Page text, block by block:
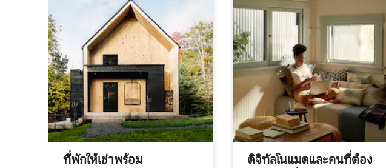
ที่พักให้เช่าพร้อม
ดิจิทัลโนแมดและคนที่ต้อง